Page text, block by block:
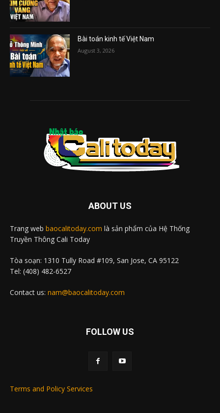
Bài toán kinh tế Việt Nam
August 3, 2026
ABOUT US
Trang web baocalitoday.com là sản phẩm của Hệ Thống
Truyền Thông Cali Today
Tòa soạn: 1310 Tully Road #109, San Jose, CA 95122
Tel: (408) 482-6527
Contact us: nam@baocalitoday.com
FOLLOW US
Terms and Policy Services